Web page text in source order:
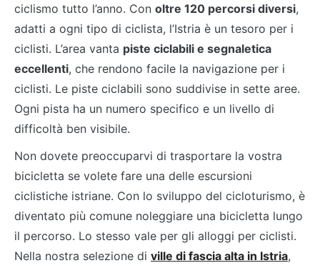
ciclismo tutto l’anno. Con oltre 120 percorsi diversi,
adatti a ogni tipo di ciclista, l’Istria è un tesoro per i
ciclisti. L’area vanta piste ciclabili e segnaletica
eccellenti, che rendono facile la navigazione per i
ciclisti. Le piste ciclabili sono suddivise in sette aree.
Ogni pista ha un numero specifico e un livello di
difficoltà ben visibile.
Non dovete preoccuparvi di trasportare la vostra
bicicletta se volete fare una delle escursioni
ciclistiche istriane. Con lo sviluppo del cicloturismo, è
diventato più comune noleggiare una bicicletta lungo
il percorso. Lo stesso vale per gli alloggi per ciclisti.
Nella nostra selezione di ville di fascia alta in Istria,